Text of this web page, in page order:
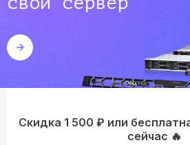
Скидка 1 500 ₽ или
сейчас 🔥